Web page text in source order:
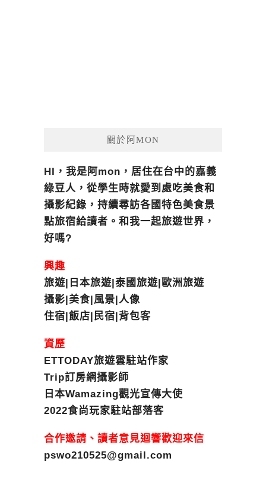
關於阿MON
HI，我是阿mon，居住在台中的嘉義
綠豆人，從學生時就愛到處吃美食和
攝影紀錄，持續尋訪各國特色美食景
點旅宿給讀者。和我一起旅遊世界，
好嗎?
興趣
旅遊|日本旅遊|泰國旅遊|歐洲旅遊
攝影|美食|風景|人像
住宿|飯店|民宿|背包客
資歷
ETTODAY旅遊雲駐站作家
Trip訂房網攝影師
日本Wamazing觀光宣傳大使
2022食尚玩家駐站部落客
合作邀請、讀者意見迴響歡迎來信
pswo210525@gmail.com